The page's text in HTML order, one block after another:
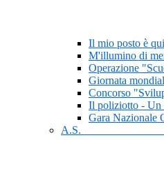
Il mio posto è qui
M'illumino di
Operazione
Giornata
Concorso
Il poliziotto - Un
Gara Nazionale
A.S.